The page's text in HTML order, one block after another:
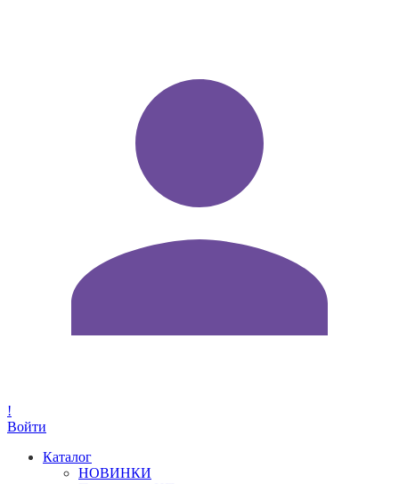
!
Войти
Каталог
НОВИНКИ